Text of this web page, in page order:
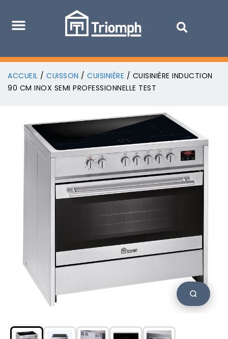
ACCUEIL / CUISSON / CUISINIÈRE / CUISINIÈRE INDUCTION
90 CM INOX SEMI PROFESSIONNELLE TEST